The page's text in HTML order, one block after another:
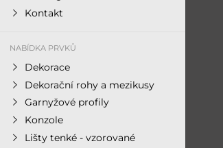
Kontakt
NABÍDKA PRVKŮ
Dekorace
Dekorační rohy a mezikusy
Garnyžové profily
Konzole
Lišty tenké - vzorované